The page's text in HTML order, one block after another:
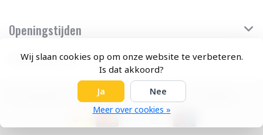
Wij slaan cookies op om onze website te verbeteren.
Is dat akkoord?
Ja
Nee
Meer over cookies »
Openingstijden
Klantenservice
© Copyright 2026 Feeërieke - Theme by